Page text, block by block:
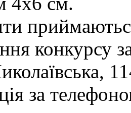
конкурсу
за